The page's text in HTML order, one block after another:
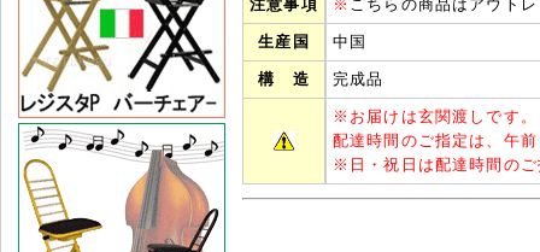
注意事項 ※ こちらの商品はアウト
生産国 中国
構 造 完成品
※ お届けは玄関渡しです。
配達時間のご指定は、午
※ 日・祝日は配達時間の